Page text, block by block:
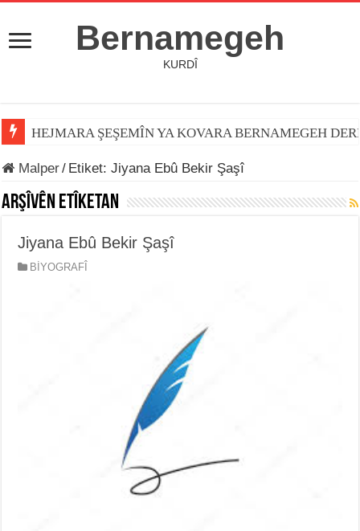
Bernamegeh
KURDÎ
HEJMARA ŞEŞEMÎN YA KOVARA BERNAMEGEH
Malper/ Etiket:Jiyana Ebû Bekir Şaşî
Arşîvên Etîketan
Jiyana Ebû Bekir Şaşî
BİYOGRAFÎ